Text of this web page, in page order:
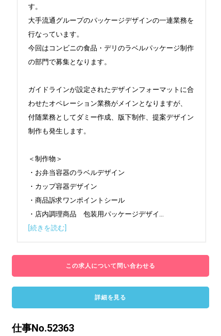
す。
大手流通グループのパッケージデザインの一連業務を
行なっています。
今回はコンビニの食品・デリのラベルパッケージ制作
の部門で募集となります。
ガイドラインが設定されたデザインフォーマットに合
わせたオペレーション業務がメインとなりますが、
付随業務としてダミー作成、版下制作、提案デザイン
制作も発生します。
＜制作物＞
・お弁当容器のラベルデザイン
・カップ容器デザイン
・商品訴求ワンポイントシール
・店内調理商品　包装用パッケージデザイ
[続きを読む]
この求人について問い合わせる
詳細を見る
仕事No.52363